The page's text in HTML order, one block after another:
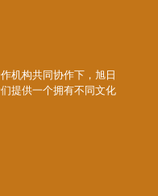
机构共同协作下，旭日
提供一个拥有不同文化